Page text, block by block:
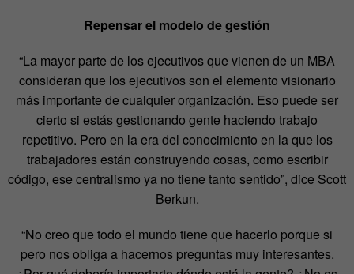
Repensar el modelo de gestión
“La mayor parte de los ejecutivos que vienen de un MBA
consideran que los ejecutivos son el elemento visionario
más importante de cualquier organización. Eso puede ser
cierto si estás gestionando gente haciendo trabajo
repetitivo. Pero en la era del conocimiento en la que los
trabajadores están construyendo cosas, como escribir
código, ese centralismo ya no tiene tanto sentido”, dice Scott
Berkun.
“No creo que todo el mundo tiene que hacerlo porque si
pero nos obliga a hacernos preguntas muy interesantes.